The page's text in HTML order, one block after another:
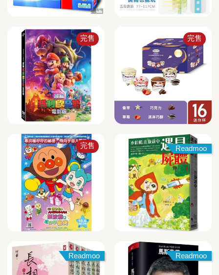
完售 完售
完售 Readmoo
Readmoo Readmoo